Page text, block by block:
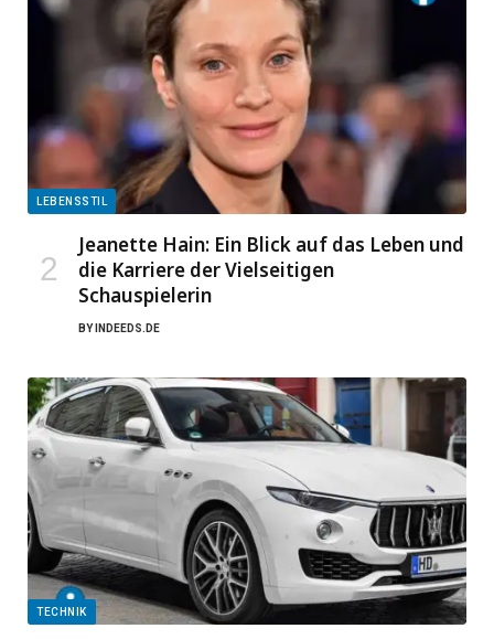
LEBENSSTIL
Jeanette Hain: Ein Blick auf das Leben und
die Karriere der Vielseitigen
Schauspielerin
BY INDEEDS.DE
TECHNIK